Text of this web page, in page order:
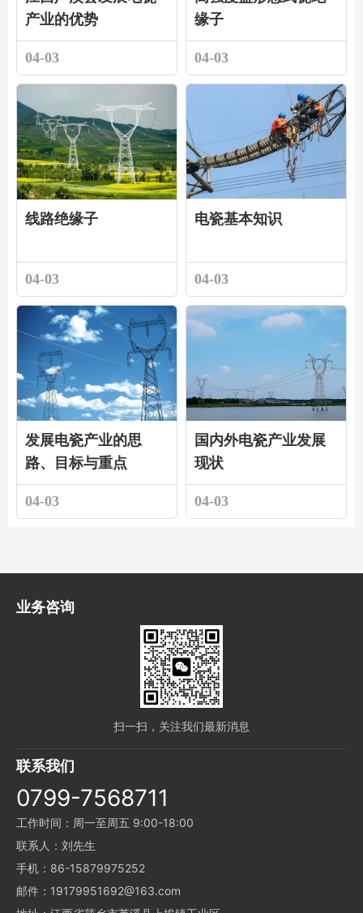
产业的优势
04-03
缘子
04-03
线路绝缘子
04-03
电瓷基本知识
04-03
发展电瓷产业的思
路、目标与重点
04-03
国内外电瓷产业发展
现状
04-03
业务咨询
扫一扫，关注我们最新消息
联系我们
0799-7568711
工作时间：周一至周五 9:00-18:00
联系人：刘先生
手机：86-15879975252
邮件：19179951692@163.com